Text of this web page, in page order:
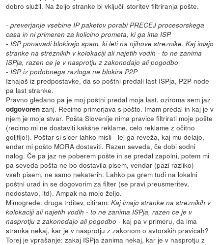
dobro služil. Na željo stranke bi vključil storitev filtriranja pošte.
- preverjanje vsebine IP paketov porabi PRECEJ procesorskega
casa in ni primeren za kolicino prometa, ki ga ima ISP
- ISP ponavadi blokirajo spam, ki leti na njihove streznike. Kaj imajo
stranke na streznikih v kolokaciji ali najetih vodih - to ne zanima
ISPja, razen ce je v nasprotju z zakonodajo ali pogodbo
- ISP iz podobnega razloga ne blokira P2P
Izhajaš iz predpostavke, da so poštni predali last ISPja, P2P node
pa last stranke.
Pravno gledano pa je moj poštni predal moja last, oziroma sem jaz
odgovoren zanj. Recimo primerjava s pošto. Imam predal in kaj je v
njem je moja stvar. Pošta Slovenije nima pravice filtrirati moje pošte
(recimo mi ne dostaviti kakšne reklame, celo reklame z očitno
goljfijo!). Poštar si sicer lahko misli - lej ga reveža, kaj mu delajo,
endar mi pošto MORA dostaviti. Razen seveda, če dobi sodni
nalog. Če pa jaz ne poberem pošte in se predal zapolni, potem mi
pa seveda pošta ne bo dostavila pisem, vendar (pazi razliko) -
vseh pisem, ne samo nekaterih. Lahko pa grem tudi na lokalni
poštni urad in se dogovorim za filter (se pravi preusmeritev,
nedostavo, itd). Ampak na mojo željo.
Mimogrede: druga trditev, citiram:Kaj imajo stranke na streznikih v
kolokaciji ali najetih vodih - to ne zanima ISPja, razen ce je v
nasprotju z zakonodajo ali pogodbo - kaj pa v primeru, da ima
stranka nekaj, kar je v nasprotju z zakonom o avtorskih pravicah?
Torej je vprašanje: zakaj ISPja zanima nekaj, kar je v nasprotju z